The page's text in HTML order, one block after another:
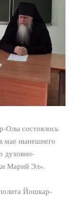
Олы состоялось
мае нынешнего
духовно-
Марий Эл».
Йошкар-